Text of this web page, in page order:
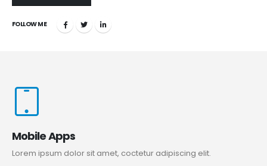
FOLLOW ME
Mobile Apps
Lorem ipsum dolor sit amet, coctetur adipiscing elit.